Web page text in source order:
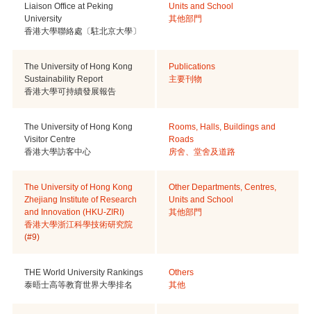
Liaison Office at Peking
University
香港大學聯絡處〔駐北京大學〕
Units and School
其他部門
The University of Hong Kong
Sustainability Report
香港大學可持續發展報告
Publications
主要刊物
The University of Hong Kong
Visitor Centre
香港大學訪客中心
Rooms, Halls, Buildings and
Roads
房舍、堂舍及道路
The University of Hong Kong
Zhejiang Institute of Research
and Innovation (HKU-ZIRI)
香港大學浙江科學技術研究院
(#9)
Other Departments, Centres,
Units and School
其他部門
THE World University Rankings
泰晤士高等教育世界大學排名
Others
其他